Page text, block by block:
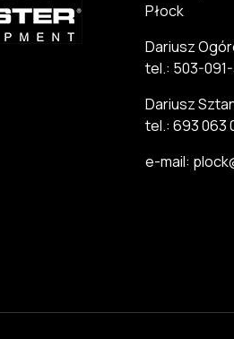
Płock
Dariusz
tel.: 503-
Dariusz
tel.: 693 063
e-mail: